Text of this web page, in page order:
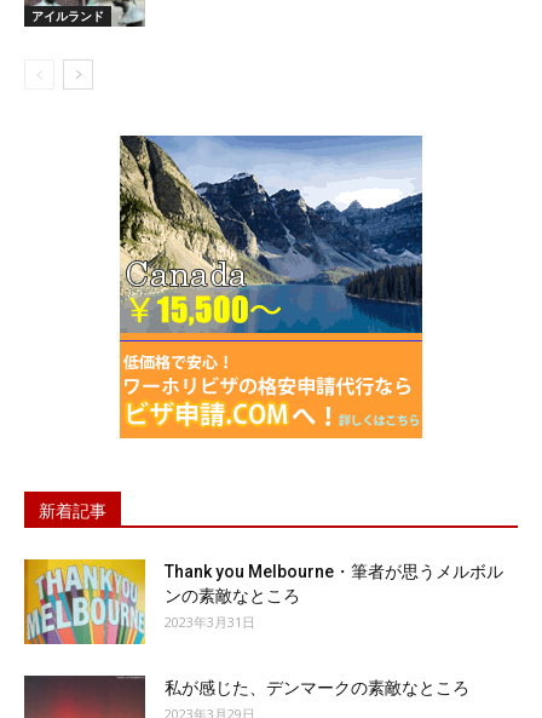
アイルランド
新着記事
Thank you Melbourne・筆者が思うメルボル
ンの素敵なところ
2023年3月31日
私が感じた、デンマークの素敵なところ
2023年3月29日